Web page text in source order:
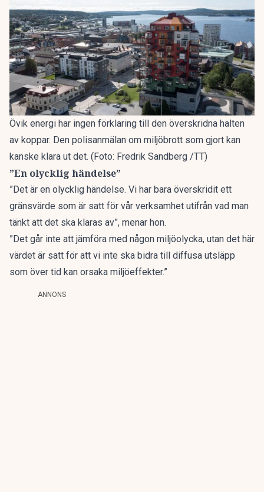
Övik energi har ingen förklaring till den överskridna halten
av koppar. Den polisanmälan om miljöbrott som gjort kan
kanske klara ut det. (Foto: Fredrik Sandberg /TT)
”En olycklig händelse”
”Det är en olycklig händelse. Vi har bara överskridit ett
gränsvärde som är satt för vår verksamhet utifrån vad man
tänkt att det ska klaras av”, menar hon.
”Det går inte att jämföra med någon miljöolycka, utan det här
värdet är satt för att vi inte ska bidra till diffusa utsläpp
som över tid kan orsaka miljöeffekter.”
ANNONS